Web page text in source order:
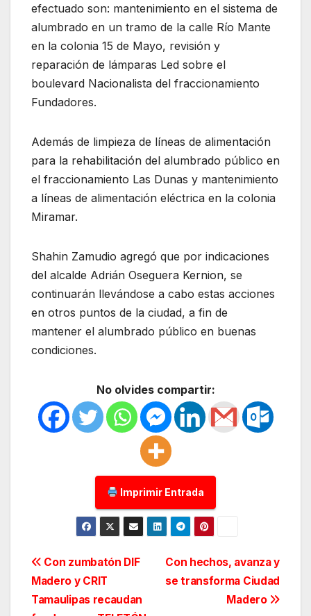
efectuado son: mantenimiento en el sistema de
alumbrado en un tramo de la calle Río Mante
en la colonia 15 de Mayo, revisión y
reparación de lámparas Led sobre el
boulevard Nacionalista del fraccionamiento
Fundadores.
Además de limpieza de líneas de alimentación
para la rehabilitación del alumbrado público en
el fraccionamiento Las Dunas y mantenimiento
a líneas de alimentación eléctrica en la colonia
Miramar.
Shahin Zamudio agregó que por indicaciones
del alcalde Adrián Oseguera Kernion, se
continuarán llevándose a cabo estas acciones
en otros puntos de la ciudad, a fin de
mantener el alumbrado público en buenas
condiciones.
No olvides compartir:
Imprimir Entrada
Navegación
de
Con hechos, avanza y
se transforma Ciudad
Madero
Con zumbatón DIF
Madero y CRIT
Tamaulipas recaudan